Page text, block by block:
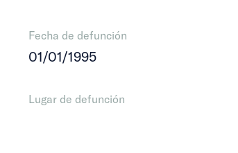
Fecha de defunción
01/01/1995
Lugar de defunción